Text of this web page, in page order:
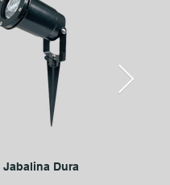
Jabalina Dura